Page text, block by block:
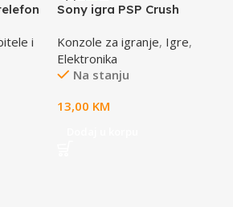
i
Sony igra PSP Crush
Konzole za igranje, Igre,
Elektronika
Na stanju
13,00 KM